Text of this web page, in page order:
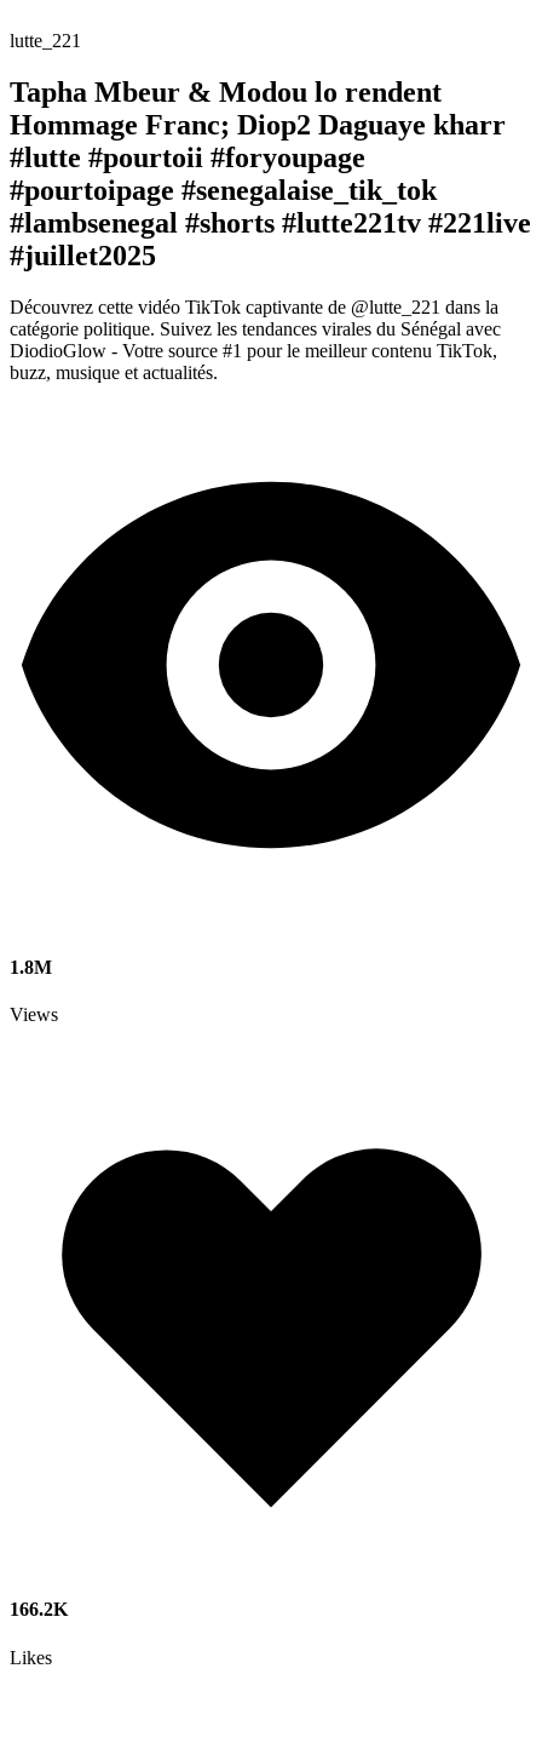
lutte_221
Tapha Mbeur & Modou lo rendent
Hommage Franc; Diop2 Daguaye kharr
#lutte #pourtoii #foryoupage
#pourtoipage #senegalaise_tik_tok
#lambsenegal #shorts #lutte221tv #221live
#juillet2025
Découvrez cette vidéo TikTok captivante de @lutte_221 dans la
catégorie politique. Suivez les tendances virales du Sénégal avec
DiodioGlow - Votre source #1 pour le meilleur contenu TikTok,
buzz, musique et actualités.
1.8M
Views
166.2K
Likes